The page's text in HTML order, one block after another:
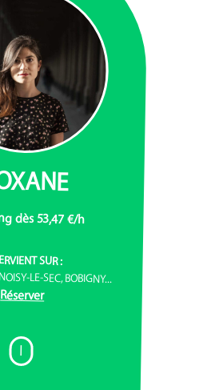
dès 53,47 €/h
SUR :
LE-SEC, BOBIGNY...
Réserver
I